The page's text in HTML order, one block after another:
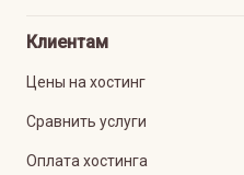
Клиентам
Цены на хостинг
Сравнить услуги
Оплата хостинга